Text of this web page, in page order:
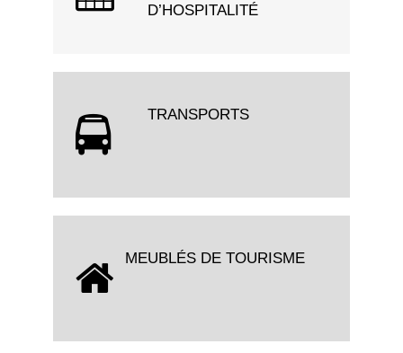
D’HOSPITALITÉ
TRANSPORTS
MEUBLÉS DE TOURISME